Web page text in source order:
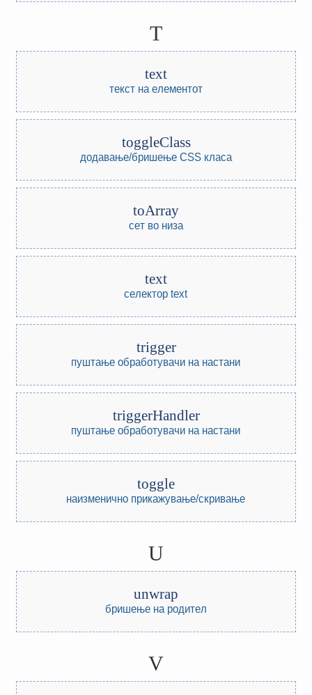
T
text
текст на елементот
toggleClass
додавање/бришење CSS класа
toArray
сет во низа
text
селектор text
trigger
пуштање обработувачи на настани
triggerHandler
пуштање обработувачи на настани
toggle
наизменично прикажување/скривање
U
unwrap
бришење на родител
V